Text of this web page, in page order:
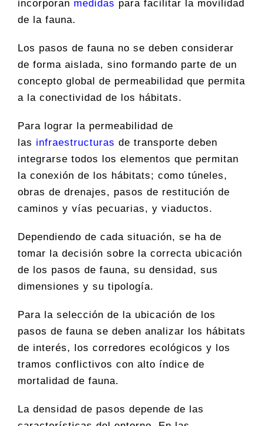
incorporan medidas para facilitar la movilidad
de la fauna.
Los pasos de fauna no se deben considerar
de forma aislada, sino formando parte de un
concepto global de permeabilidad que permita
a la conectividad de los hábitats.
Para lograr la permeabilidad de
las infraestructuras de transporte deben
integrarse todos los elementos que permitan
la conexión de los hábitats; como túneles,
obras de drenajes, pasos de restitución de
caminos y vías pecuarias, y viaductos.
Dependiendo de cada situación, se ha de
tomar la decisión sobre la correcta ubicación
de los pasos de fauna, su densidad, sus
dimensiones y su tipología.
Para la selección de la ubicación de los
pasos de fauna se deben analizar los hábitats
de interés, los corredores ecológicos y los
tramos conflictivos con alto índice de
mortalidad de fauna.
La densidad de pasos depende de las